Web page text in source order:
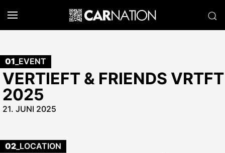
01 _EVENT
VERTIEFT & FRIENDS VRTFT
2025
21. JUNI 2025
02 _LOCATION